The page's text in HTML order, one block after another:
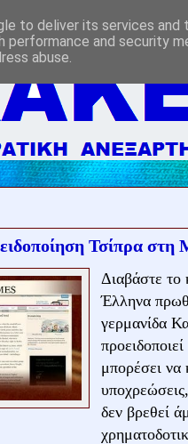
Τσίπρα στη
Διαβάστε το
Έλληνα
γερμανίδα
μπορέσει να
δεν βρεθεί
to deliver its services and
performance and security
abuse.